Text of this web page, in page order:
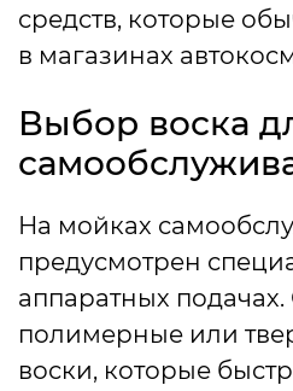
средств, которые
в магазинах
Выбор воска
На мойках
предусмотрен
аппаратных
полимерные или
воски, которые